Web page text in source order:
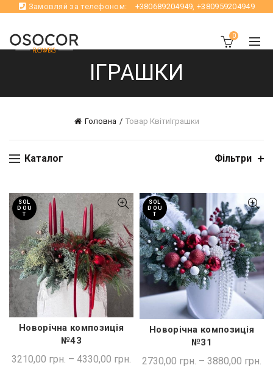
Замовляй за телефоном: +380689204949,+380959204949
0
ІГРАШКИ
Головна Товар КвітиІграшки
Каталог Фільтри
SOL
D OU
T
ШВИДКА ПОКУПКА
Новорічна композиція
№43
3210,00 грн. – 4330,00 грн.
SOL
D OU
T
ШВИДКА ПОКУПКА
Новорічна композиція
№31
2730,00 грн. – 3880,00 грн.